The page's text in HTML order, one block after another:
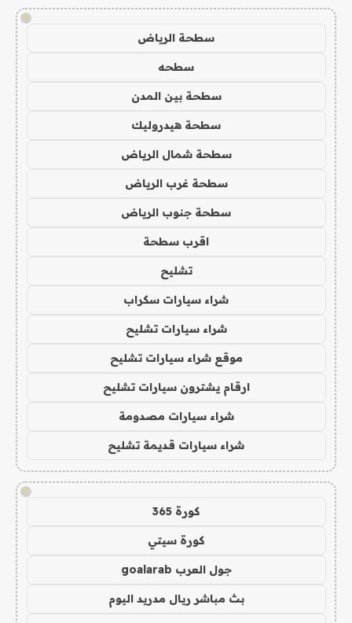
!
سطحة الرياض
سطحه
سطحة بين المدن
سطحة هيدروليك
سطحة شمال الرياض
سطحة غرب الرياض
سطحة جنوب الرياض
اقرب سطحة
تشليح
شراء سيارات سكراب
شراء سيارات تشليح
موقع شراء سيارات تشليح
ارقام يشترون سيارات تشليح
شراء سيارات مصدومة
شراء سيارات قديمة تشليح
!
كورة 365
كورة سيتي
جول العرب goalarab
بث مباشر ريال مدريد اليوم